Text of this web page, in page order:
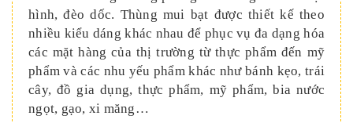
hình, đèo dốc. Thùng mui bạt được thiết kế theo
nhiều kiểu dáng khác nhau để phục vụ đa dạng hóa
các mặt hàng của thị trường từ thực phẩm đến mỹ
phẩm và các nhu yếu phẩm khác như bánh kẹo, trái
cây, đồ gia dụng, thực phẩm, mỹ phẩm, bia nước
ngọt, gạo, xi măng…